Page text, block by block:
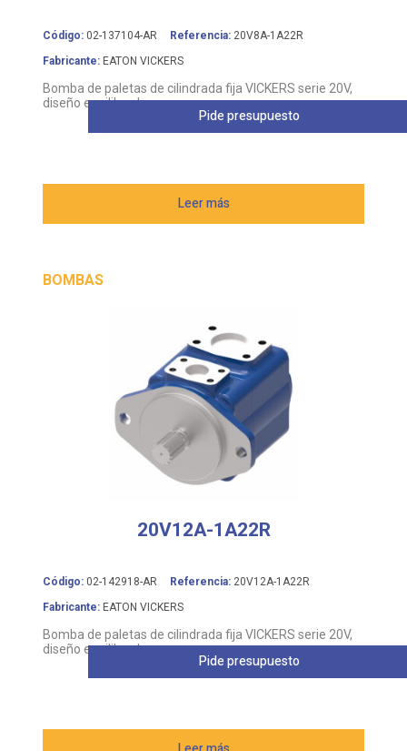
Código: 02-137104-AR Referencia: 20V8A-1A22R
Fabricante: EATON VICKERS
Bomba de paletas de cilindrada fija VICKERS serie 20V,
diseño equilibrado
Leer más
Pide presupuesto
BOMBAS
20V12A-1A22R
Código: 02-142918-AR Referencia: 20V12A-1A22R
Fabricante: EATON VICKERS
Bomba de paletas de cilindrada fija VICKERS serie 20V,
diseño equilibrado
Pide presupuesto